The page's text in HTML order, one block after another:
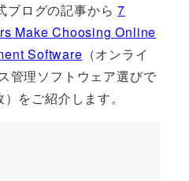
ブログの記事から7
Make Choosing Online
Software （オンライ
管理ソフトウェア選びで
をご紹介します。